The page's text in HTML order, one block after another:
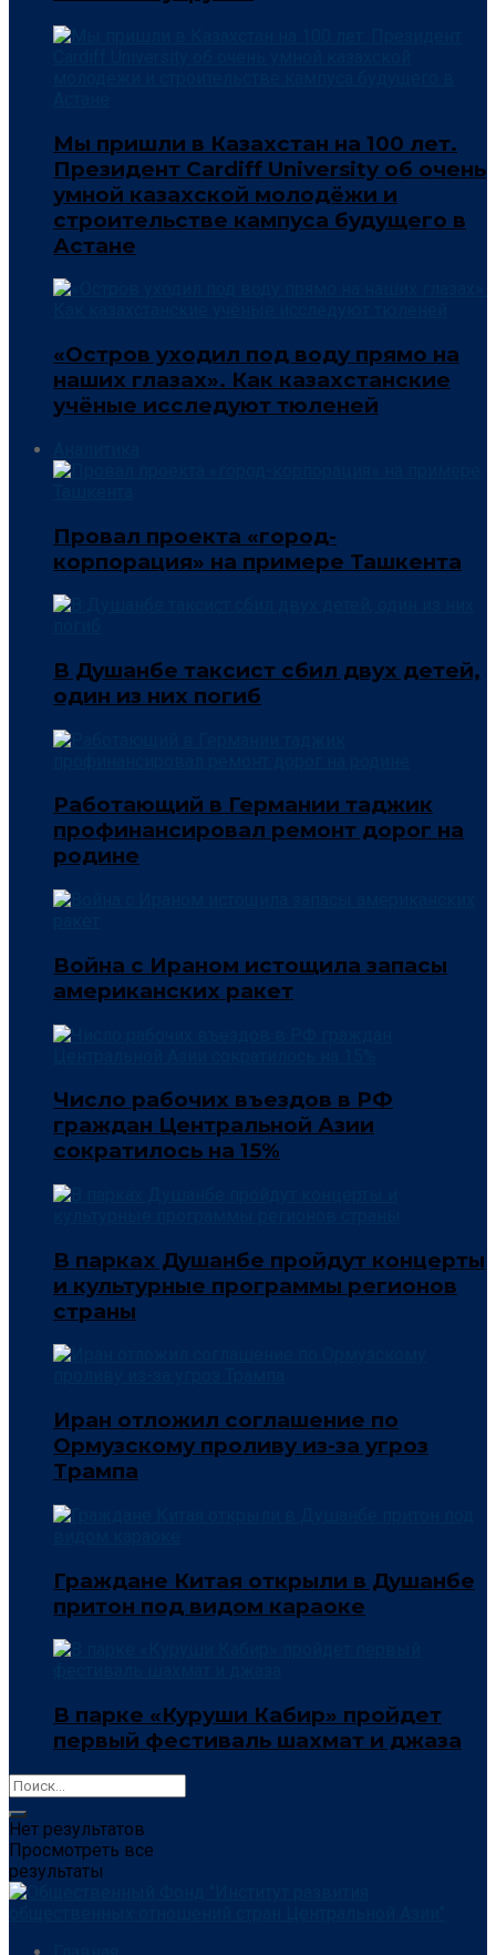
Мы пришли в Казахстан на 100 лет.
Президент Cardiff University об очень
умной казахской молодёжи и
строительстве кампуса будущего в
Астане
«Остров уходил под воду прямо на
наших глазах». Как казахстанские
учёные исследуют тюленей
Провал проекта «город-
корпорация» на примере Ташкента
В Душанбе таксист сбил двух детей,
один из них погиб
Работающий в Германии таджик
профинансировал ремонт дорог на
родине
Война с Ираном истощила запасы
американских ракет
Число рабочих въездов в РФ
граждан Центральной Азии
сократилось на 15%
В парках Душанбе пройдут концерты
и культурные программы регионов
страны
Иран отложил соглашение по
Ормузскому проливу из-за угроз
Трампа
Граждане Китая открыли в Душанбе
притон под видом караоке
В парке «Куруши Кабир» пройдет
первый фестиваль шахмат и джаза
Нет результатов
Просмотреть все
результаты